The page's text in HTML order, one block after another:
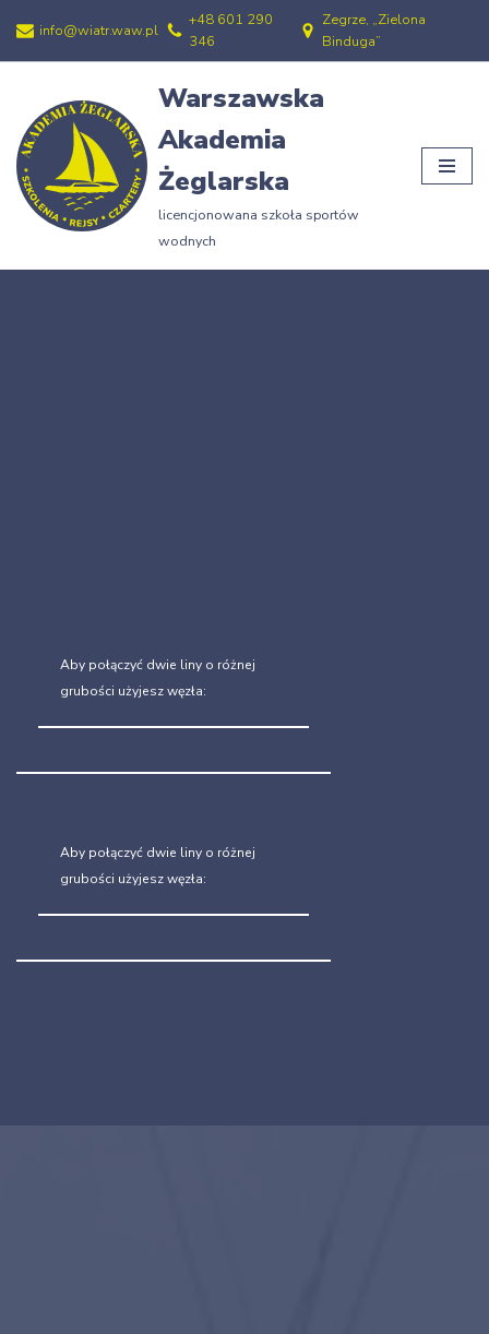
Przejdź
treści
info@wiatr.waw.pl
+48 601 290
346
Zegrze, „Zielona
Binduga”
Warszawska
Akademia
Żeglarska
licencjonowana szkoła sportów
wodnych
Aby połączyć dwie liny o różnej
grubości użyjesz węzła:
Aby połączyć dwie liny o różnej
grubości użyjesz węzła: